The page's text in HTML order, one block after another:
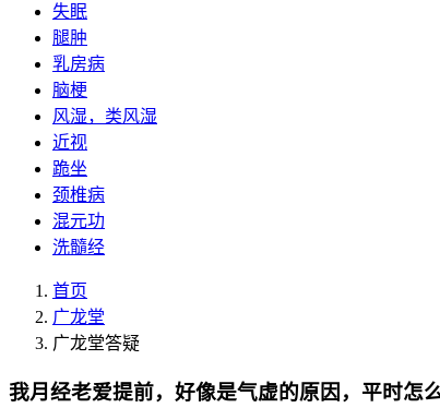
失眠
腿肿
乳房病
脑梗
风湿，类风湿
近视
跪坐
颈椎病
混元功
洗髓经
首页
广龙堂
广龙堂答疑
我月经老爱提前，好像是气虚的原因，平时怎